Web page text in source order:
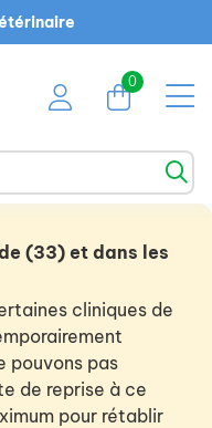
0
(33) et dans les
cliniques de
pouvons pas
de reprise à ce
pour rétablir